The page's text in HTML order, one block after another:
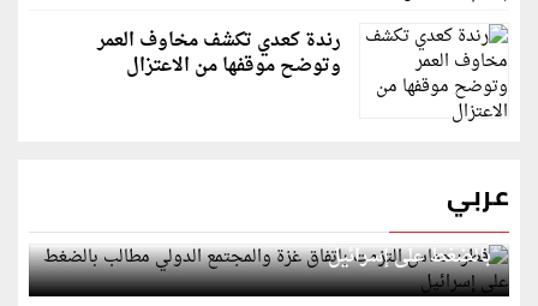
رندة كعدي تكشف مخاوف العمر
وتوضح موقفها من الاعتزال
عربي
قطر: حماس التزمت باتفاق غزة والمجتمع الدولي مطالب
بالضغط على إسرائيل